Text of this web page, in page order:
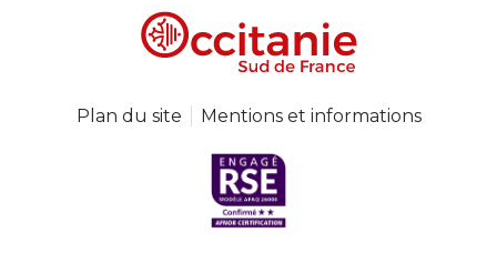
Plan du site Mentions et informations